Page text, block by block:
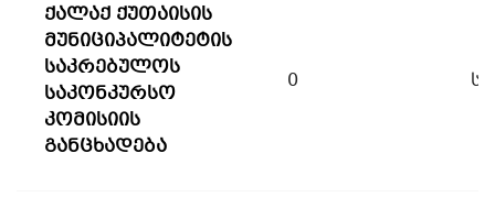
ქალაქ ქუთაისის
მუნიციპალიტეტის
საკრებულოს
საკონკურსო
კომისიის
განცხადება
0